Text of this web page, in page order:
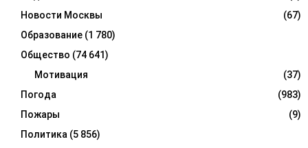
Новости Москвы
(67)
Образование (1 780)
Общество (74 641)
Мотивация
(37)
Погода
(983)
Пожары
(9)
Политика (5 856)